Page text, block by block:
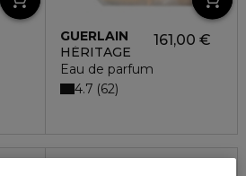
GUERLAIN
HÉRITAGE
Eau de parfum
161,00 €
4.7 62